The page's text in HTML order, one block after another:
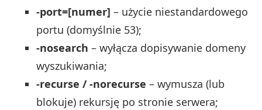
-port=[numer] – użycie niestandardowego
portu (domyślnie 53);
-nosearch – wyłącza dopisywanie domeny
wyszukiwania;
-recurse / -norecurse – wymusza (lub
blokuje) rekursję po stronie serwera;